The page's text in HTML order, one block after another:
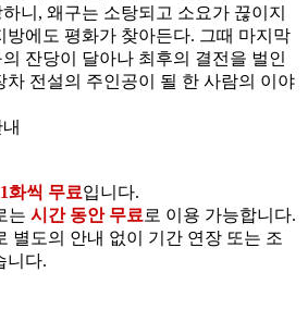
니, 왜구는 소탕되고 소요가 끊이지
방에도 평화가 찾아든다. 그때 마지막
잔당이 달아나 최후의 결전을 벌인
차 전설의 주인공이 될 한 사람의 이야
화씩 무료입니다.
는 시간 동안 무료 로 이용 가능합니다.
별도의 안내 없이 기간 연장 또는 조
니다.